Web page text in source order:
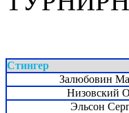
Стингер
Залюбовин
Низовский
Эльсон